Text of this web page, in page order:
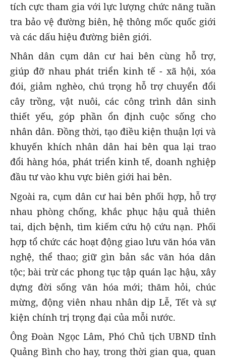
tích cực tham gia với lực lượng chức năng tuần
tra bảo vệ đường biên, hệ thông mốc quốc giới
và các dấu hiệu đường biên giới.
Nhân dân cụm dân cư hai bên cùng hỗ trợ,
giúp đỡ nhau phát triển kinh tế - xã hội, xóa
đói, giảm nghèo, chú trọng hỗ trợ chuyển đổi
cây trồng, vật nuôi, các công trình dân sinh
thiết yếu, góp phần ổn định cuộc sống cho
nhân dân. Đồng thời, tạo điều kiện thuận lợi và
khuyến khích nhân dân hai bên qua lại trao
đổi hàng hóa, phát triển kinh tế, doanh nghiệp
đầu tư vào khu vực biên giới hai bên.
Ngoài ra, cụm dân cư hai bên phối hợp, hỗ trợ
nhau phòng chống, khắc phục hậu quả thiên
tai, dịch bệnh, tìm kiếm cứu hộ cứu nạn. Phối
hợp tổ chức các hoạt động giao lưu văn hóa văn
nghệ, thể thao; giữ gìn bản sắc văn hóa dân
tộc; bài trừ các phong tục tập quán lạc hậu, xây
dựng đời sống văn hóa mới; thăm hỏi, chúc
mừng, động viên nhau nhân dịp Lễ, Tết và sự
kiện chính trị trọng đại của mỗi nước.
Ông Đoàn Ngọc Lâm, Phó Chủ tịch UBND tỉnh
Quảng Bình cho hay, trong thời gian qua, quan